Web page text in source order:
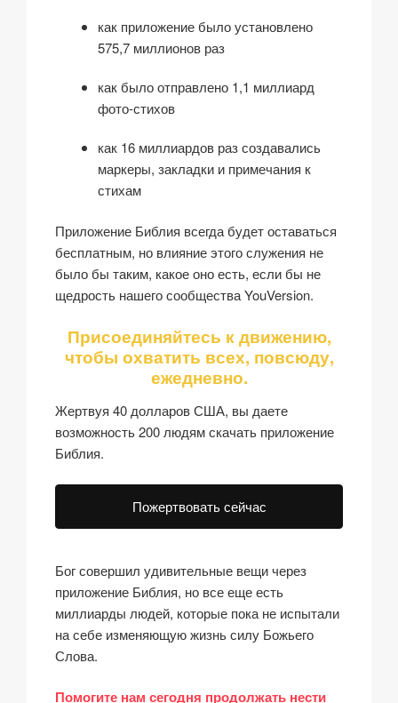
как приложение было установлено
575,7 миллионов раз
как было отправлено 1,1 миллиард
фото-стихов
как 16 миллиардов раз создавались
маркеры, закладки и примечания к
стихам
Приложение Библия всегда будет оставаться
бесплатным, но влияние этого служения не
было бы таким, какое оно есть, если бы не
щедрость нашего сообщества YouVersion.
Присоединяйтесь к движению,
чтобы охватить всех, повсюду,
ежедневно.
Жертвуя 40 долларов США, вы даете
возможность 200 людям скачать приложение
Библия.
Пожертвовать сейчас
Бог совершил удивительные вещи через
приложение Библия, но все еще есть
миллиарды людей, которые пока не испытали
на себе изменяющую жизнь силу Божьего
Слова.
Помогите нам сегодня продолжать нести